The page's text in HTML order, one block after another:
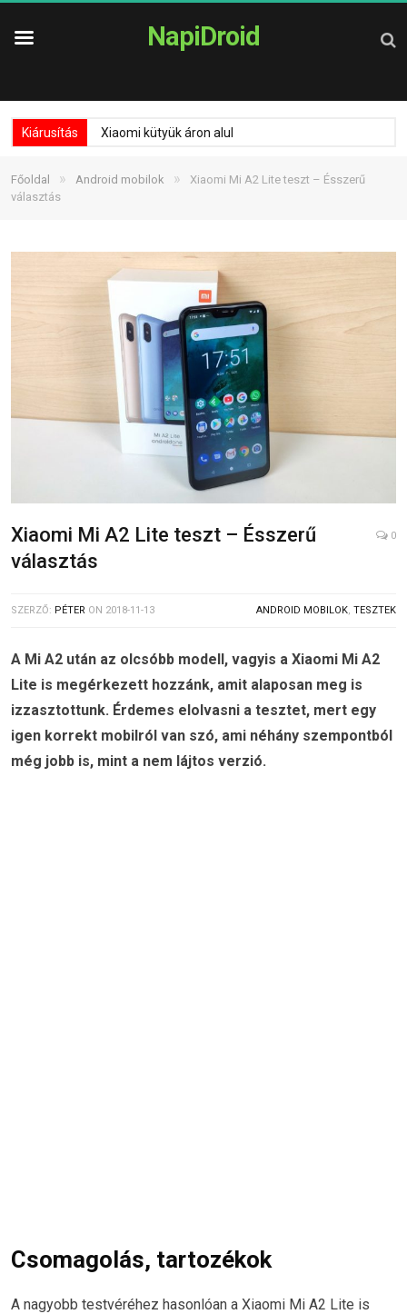
NapiDroid
Kiárusítás Xiaomi kütyük áron alul
Főoldal » Android mobilok »
Xiaomi Mi A2 Lite teszt – Ésszerű
választás
Xiaomi Mi A2 Lite teszt – Ésszerű
választás
0
SZERZŐ: PÉTER ON 2018-11-13 ANDROID MOBILOK, TESZTEK
A Mi A2 után az olcsóbb modell, vagyis a Xiaomi Mi A2
Lite is megérkezett hozzánk, amit alaposan meg is
izzasztottunk. Érdemes elolvasni a tesztet, mert egy
igen korrekt mobilról van szó, ami néhány szempontból
még jobb is, mint a nem lájtos verzió.
Csomagolás, tartozékok
A nagyobb testvéréhez hasonlóan a Xiaomi Mi A2 Lite is